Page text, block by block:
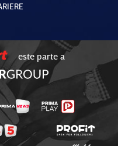
este parte a